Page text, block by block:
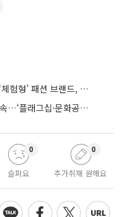
스투시부터 무신사 킥스까지…‘체험형’ 패션 브랜드, 잇단 제주행
명품 브랜드, 백화점 밖 D2C 가속…‘플래그십·문화공간’ 전략 눈길
슬퍼요
0
추가취재 원해요
0